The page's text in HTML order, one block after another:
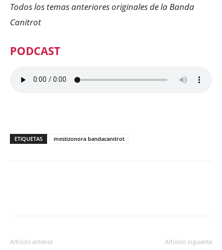
Todos los temas anteriores originales de la Banda
Canitrot
PODCAST
ETIQUETAS mestizonora bandacanitrot
Artículo anterior Artículo siguiente